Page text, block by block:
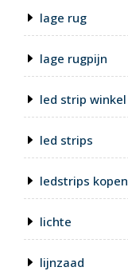
lage rug
lage rugpijn
led strip winkel
led strips
ledstrips kopen
lichte
lijnzaad